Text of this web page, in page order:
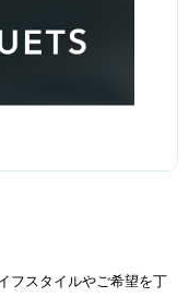
フスタイルやご希望を丁